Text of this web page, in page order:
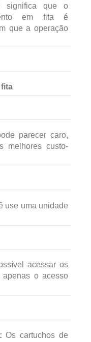
significa que o
em fita é
que a operação
parecer caro,
melhores custo-
use uma unidade
acessar os
apenas o acesso
Os cartuchos de